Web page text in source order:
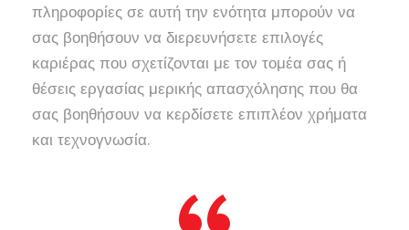
πληροφορίες σε αυτή την ενότητα μπορούν να
σας βοηθήσουν να διερευνήσετε επιλογές
καριέρας που σχετίζονται με τον τομέα σας ή
θέσεις εργασίας μερικής απασχόλησης που θα
σας βοηθήσουν να κερδίσετε επιπλέον χρήματα
και τεχνογνωσία.